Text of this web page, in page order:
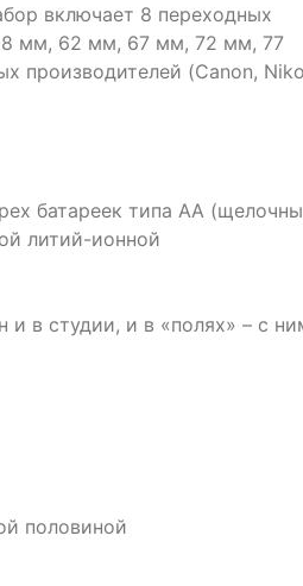
включает 8 переходных
мм, 62 мм, 67 мм, 72 мм, 77
производителей (Canon,
батареек типа АА
литий-ионной
и в студии, и в «полях» – с
половиной